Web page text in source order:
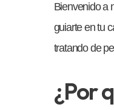
Bienvenido a
guiarte en tu
tratando de
¿Por